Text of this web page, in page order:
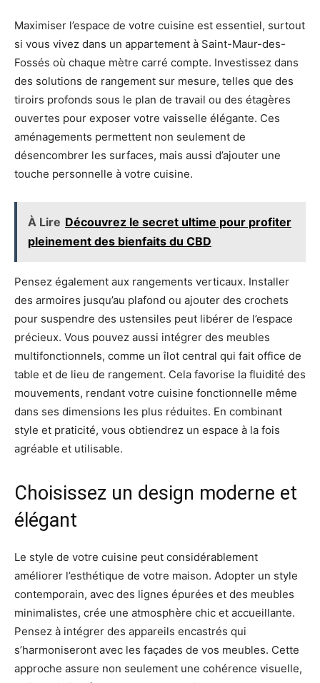
Maximiser l’espace de votre cuisine est essentiel, surtout
si vous vivez dans un appartement à Saint-Maur-des-
Fossés où chaque mètre carré compte. Investissez dans
des solutions de rangement sur mesure, telles que des
tiroirs profonds sous le plan de travail ou des étagères
ouvertes pour exposer votre vaisselle élégante. Ces
aménagements permettent non seulement de
désencombrer les surfaces, mais aussi d’ajouter une
touche personnelle à votre cuisine.
À Lire Découvrez le secret ultime pour profiter
pleinement des bienfaits du CBD
Pensez également aux rangements verticaux. Installer
des armoires jusqu’au plafond ou ajouter des crochets
pour suspendre des ustensiles peut libérer de l’espace
précieux. Vous pouvez aussi intégrer des meubles
multifonctionnels, comme un îlot central qui fait office de
table et de lieu de rangement. Cela favorise la fluidité des
mouvements, rendant votre cuisine fonctionnelle même
dans ses dimensions les plus réduites. En combinant
style et praticité, vous obtiendrez un espace à la fois
agréable et utilisable.
Choisissez un design moderne et
élégant
Le style de votre cuisine peut considérablement
améliorer l’esthétique de votre maison. Adopter un style
contemporain, avec des lignes épurées et des meubles
minimalistes, crée une atmosphère chic et accueillante.
Pensez à intégrer des appareils encastrés qui
s’harmoniseront avec les façades de vos meubles. Cette
approche assure non seulement une cohérence visuelle,